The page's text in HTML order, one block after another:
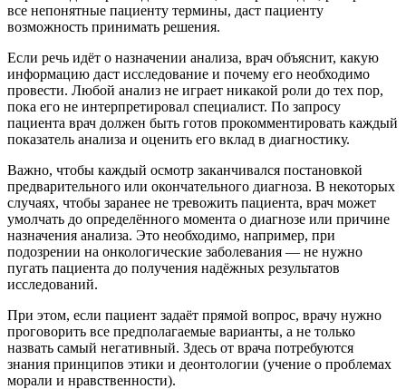
все непонятные пациенту термины, даст пациенту
возможность принимать решения.
Если речь идёт о назначении анализа, врач объяснит, какую
информацию даст исследование и почему его необходимо
провести. Любой анализ не играет никакой роли до тех пор,
пока его не интерпретировал специалист. По запросу
пациента врач должен быть готов прокомментировать каждый
показатель анализа и оценить его вклад в диагностику.
Важно, чтобы каждый осмотр заканчивался постановкой
предварительного или окончательного диагноза. В некоторых
случаях, чтобы заранее не тревожить пациента, врач может
умолчать до определённого момента о диагнозе или причине
назначения анализа. Это необходимо, например, при
подозрении на онкологические заболевания — не нужно
пугать пациента до получения надёжных результатов
исследований.
При этом, если пациент задаёт прямой вопрос, врачу нужно
проговорить все предполагаемые варианты, а не только
назвать самый негативный. Здесь от врача потребуются
знания принципов этики и деонтологии (учение о проблемах
морали и нравственности).